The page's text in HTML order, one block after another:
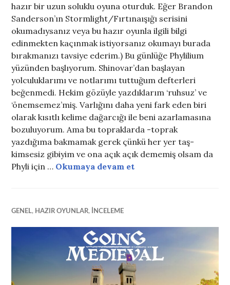
hazır bir uzun soluklu oyuna oturduk. Eğer Brandon
Sanderson’ın Stormlight/Fırtınaışığı serisini
okumadıysanız veya bu hazır oyunla ilgili bilgi
edinmekten kaçınmak istiyorsanız okumayı burada
bırakmanızı tavsiye ederim.) Bu günlüğe Phylilium
yüzünden başlıyorum. Shinovar’dan başlayan
yolculuklarımı ve notlarımı tuttuğum defterleri
beğenmedi. Hekim gözüyle yazdıklarım ‘ruhsuz’ ve
‘önemsemez’miş. Varlığını daha yeni fark eden biri
olarak kısıtlı kelime dağarcığı ile beni azarlamasına
bozuluyorum. Ama bu topraklarda -toprak
yazdığıma bakmamak gerek çünkü her yer taş-
kimsesiz gibiyim ve ona açık açık dememiş olsam da
Phyli için … Okumaya devam etCosmere RPG: Veth-
GENEL, HAZIR OYUNLAR, INCELEME